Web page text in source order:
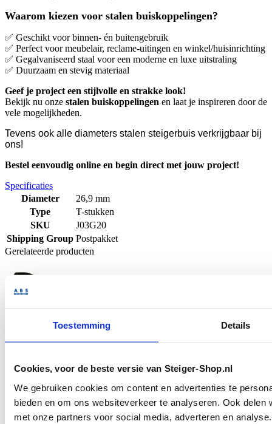
Toestemming Details
Cookies, voor de beste versie van Steiger-Shop.nl
We gebruiken cookies om content en advertenties te
bieden en om ons websiteverkeer te analyseren. Ook
met onze partners voor social media, adverteren en
Waarom kiezen voor stalen buiskoppelingen?
✅ Geschikt voor binnen- én buitengebruik
✅ Perfect voor meubelair, reclame-uitingen en winkel/huisinrichting
✅ Gegalvaniseerd staal voor een moderne en luxe uitstraling
✅ Duurzaam en stevig materiaal
Geef je project een stijlvolle en strakke look!
Bekijk nu onze stalen buiskoppelingen en laat je inspireren door de
vele mogelijkheden.
Tevens ook alle diameters stalen steigerbuis verkrijgbaar bij
ons!
Bestel eenvoudig online en begin direct met jouw project!
Specificaties
Diameter
26,9 mm
Type
T-stukken
SKU
J03G20
Shipping Group Postpakket
Gerelateerde producten
Inbussleutel voor koppelingen 26.9 en
33.7 mm
€ 1,49€ 1,23
In winkelwagen